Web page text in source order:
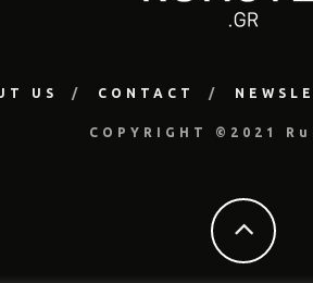
US CONTACT
COPYRIGHT ©2021